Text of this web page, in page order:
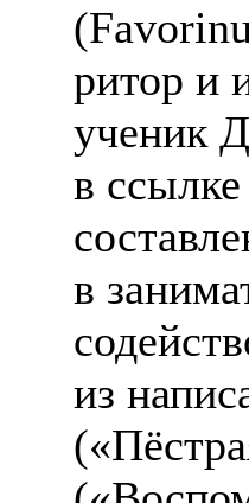
ритор и
ученик
в
в
из